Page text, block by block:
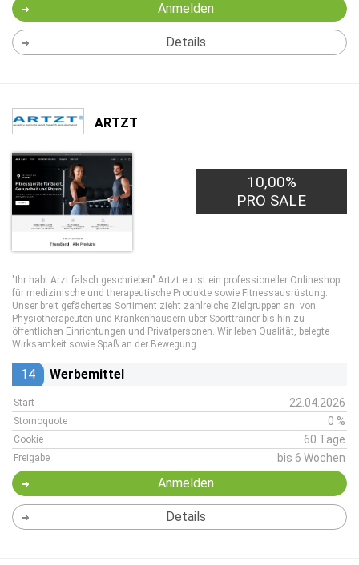
Anmelden
Details
ARTZT
10,00%
PRO SALE
"Ihr habt Arzt falsch geschrieben" Artzt.eu ist ein professioneller Onlineshop
für medizinische und therapeutische Produkte sowie Fitnessausrüstung.
Unser breit gefächertes Sortiment zieht zahlreiche Zielgruppen an: von
Physiotherapeuten und Krankenhäusern über Sporttrainer bis hin zu
öffentlichen Einrichtungen und Privatpersonen. Wir leben Qualität, belegte
Wirksamkeit sowie Spaß an der Bewegung.
14 Werbemittel
Start 22.04.2026
Stornoquote 0 %
Cookie 60 Tage
Freigabe bis 6 Wochen
Anmelden
Details